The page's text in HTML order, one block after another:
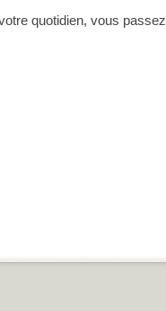
quotidien, vous passez